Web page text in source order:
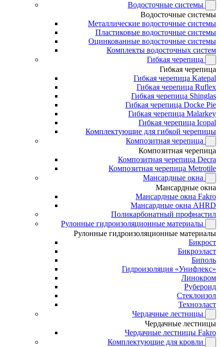
Водосточные системы
Водосточные системы
Металлические водосточные системы
Пластиковые водосточные системы
Оцинкованные водосточные системы
Комплекты водосточных систем
Гибкая черепица
Гибкая черепица
Гибкая черепица Katepal
Гибкая черепица Ruflex
Гибкая черепица Shinglas
Гибкая черепица Docke Pie
Гибкая черепица Malarkey
Гибкая черепица Icopal
Комплектующие для гибкой черепицы
Композитная черепица
Композитная черепица
Композитная черепица Decra
Композитная черепица Metrotile
Мансардные окна
Мансардные окна
Мансардные окна Fakro
Мансардные окна AHRD
Поликарбонатный профнастил
Рулонные гидроизоляционные материалы
Рулонные гидроизоляционные материалы
Бикрост
Бикроэласт
Биполь
Гидроизоляция «Унифлекс»
Линокром
Рубероид
Стеклоизол
Техноэласт
Чердачные лестницы
Чердачные лестницы
Чердачные лестницы Fakro
Комплектующие для кровли